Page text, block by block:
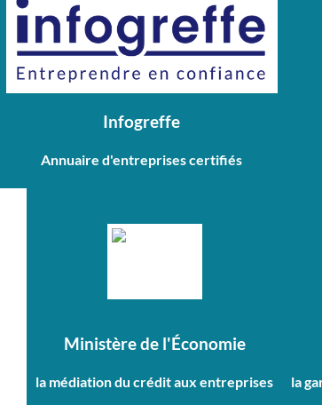
Infogreffe
Annuaire d'entreprises certifiés
Ministère de l'Économie
la médiation du crédit aux entreprises la